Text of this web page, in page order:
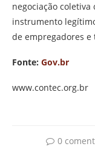
negociação
instrumento
de empregadores
Fonte: Gov.br
www.contec.org.br
0